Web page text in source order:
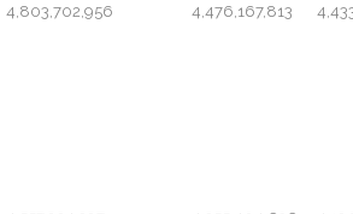
4,803,702,956 4,476,167,813